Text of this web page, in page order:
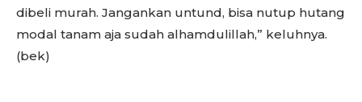
dibeli murah. Jangankan untund, bisa nutup hutang
modal tanam aja sudah alhamdulillah,” keluhnya.
(bek)